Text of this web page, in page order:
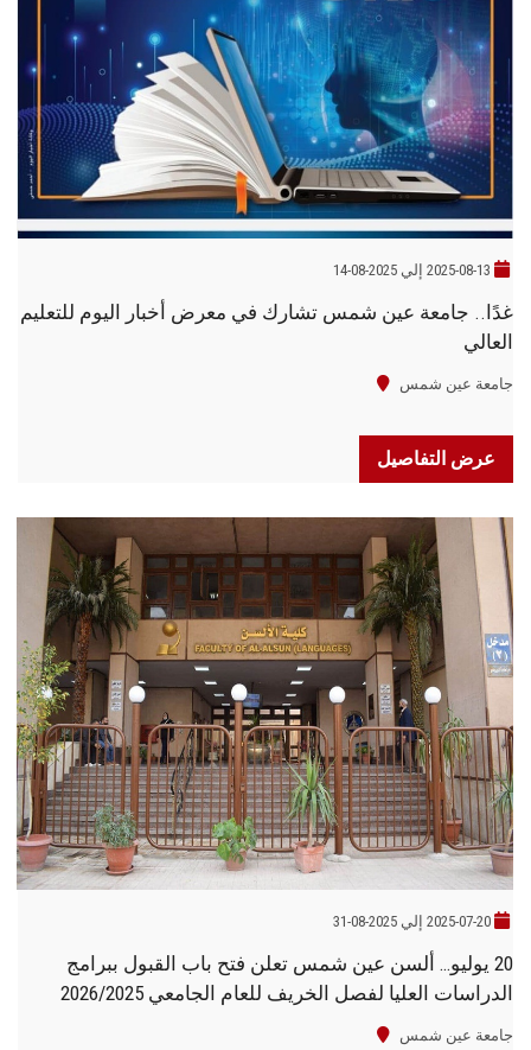
هيئة التدريس
الدراسات العليا
الموظفون
2025-08-13 إلي 2025-08-14
غدًا.. جامعة عين شمس تشارك في معرض أخبار اليوم للتعليم
العالي
جامعة عين شمس
عرض التفاصيل
2025-07-20 إلي 2025-08-31
20 يوليو… ألسن عين شمس تعلن فتح باب القبول ببرامج
الدراسات العليا لفصل الخريف للعام الجامعي 2026/2025
جامعة عين شمس